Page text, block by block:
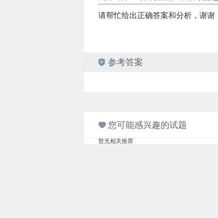
请帮忙给出正确答案和分析，谢谢
参考答案
您可能感兴趣的试题
暂无相关推荐